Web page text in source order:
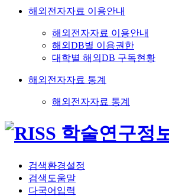
해외전자자료 이용안내
해외전자자료 이용안내
해외DB별 이용권한
대학별 해외DB 구독현황
해외전자자료 통계
해외전자자료 통계
검색환경설정
검색도움말
다국어입력